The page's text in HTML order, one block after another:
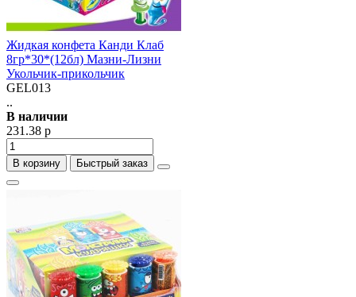
Жидкая конфета Канди Клаб
8гр*30*(12бл) Мазни-Лизни
Укольчик-прикольчик
GEL013
..
В наличии
231.38 р
В корзину Быстрый заказ